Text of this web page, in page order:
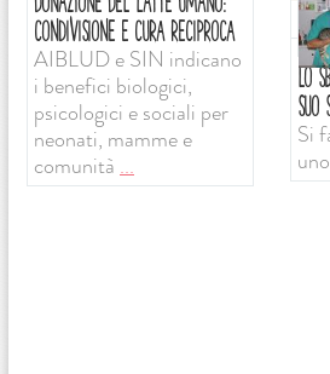
CONDIVISIONE E CURA RECIPROCA
AIBLUD e SIN indicano
i benefici biologici,
psicologici e sociali per
neonati, mamme e
comunità ...
LO
SUO
Si